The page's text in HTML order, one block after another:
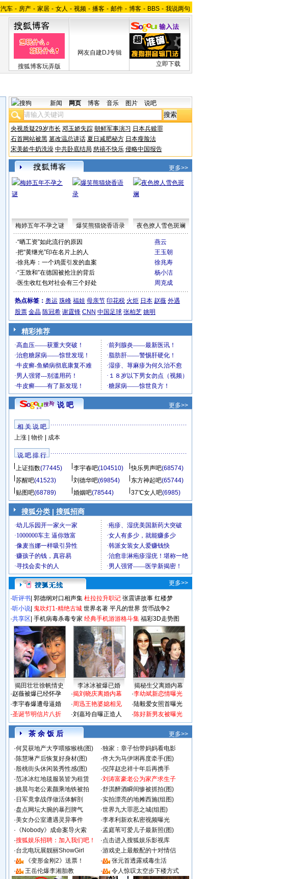
汽车 - 房产 - 家居 - 女人 - 视频 - 播客 - 邮件 - 博客 - BBS - 我说两句
搜狐博客玩弄版
网友自建DJ专辑
立即下载
新闻 网页 博客 音乐 图片 说吧
央视质疑29岁市长 邓玉娇失踪 朝鲜军事演习 日本兵赎罪
石首网站被黑 篡改温总讲话 夏日减肥秘方 日本瘦脸法
宋美龄牛奶洗澡 中共卧底结局 慈禧不快乐 侵略中国报告
更多>>
梅婷五年不孕之谜 爆笑熊猫烧香语录 夜色撩人雪色斑斓
·“晒工资”如此流行的原因
燕云
·把“黄继光”印在名片上的人
王玉朝
·徐兆寿：一个鸡蛋引发的血案
徐兆寿
·“王致和”在德国被抢注的背后
杨小洁
· 医生收红包对社会有三个好处 周克成
热点标签： 奥运 珠峰 福娃 母亲节 印花税 火炬 日本 赵薇 外遇
股票 金晶 陈冠希 谢霆锋 CNN 中国足球 张柏芝 姚明
精彩推荐
说 吧 更多>>
相 关 说 吧
上涨| 物价| 成本
说 吧 排 行
上证指数(77445) 李宇春吧(104510) 快乐男声吧(68574)
苏醒吧(41523) 刘德华吧(69854) 东方神起吧(65744)
贴图吧(68789) 婚姻吧(78544) 37℃女人吧(6985)
搜狐分类 | 搜狐招商
更多>>
·听评书 郭德纲对口相声集 杜拉拉升职记 张震讲故事 红楼梦
·听小说 鬼吹灯1-精绝古城 世界名著 平凡的世界 货币战争2
·共享区 手机病毒杀毒专家 经典手机游游格斗集 福彩3D走势图
揭田壮壮徐帆情史 李冰冰被爆已婚
揭秘生父离婚内幕
·赵薇被爆已经怀孕
·李宇春爆遭母逼婚
·圣诞节明信片八折
·揭刘晓庆离婚内幕
·周迅王艳婆媳相见
·刘嘉玲自曝正造人
·李幼斌新恋情曝光
·陆毅爱女照首曝光
·陈好新男友被曝光
茶 余 饭 后
更多>>
·何炅获地产大亨喂猕猴桃(图) ·独家：章子怡带妈妈看电影
·陈慧琳产后恢复好身材(图) ·佟大为马伊琍再度牵手(图)
·殷桃街头休闲装秀性感(图) ·倪萍赵忠祥十年后再携手
·范冰冰红地毯服装皆为租赁 ·刘涛富豪老公为家产求生子
·姚晨与老公素颜乘地铁被拍 ·舒淇醉酒瞬间惨被抓拍(图)
· 日军竟拿战俘做活体解剖 ·实拍漂亮的地摊西施(组图)
·盘点网坛大腕的暴烈脾气 ·世界九大罪恶之城(组图)
·美女办公室遭遇灵异事件 ·李孝利新欢私密视频曝光
· 《Nobody》成命案导火索 ·孟庭苇可爱儿子最新照(图)
·搜狐娱乐招聘：加入我们吧！ ·点击进入搜狐娱乐影视库
·台北电玩展靓丽ShowGirl ·游戏史上最般配的十对情侣
·
《变形金刚2》送票！ ·
张元首透露戒毒生活
·
王岳伦爆李湘胎教 · 令人惊叹太空步下楼方式